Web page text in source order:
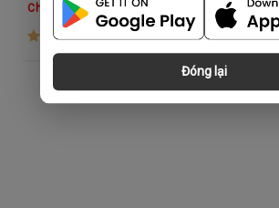
Đóng lại
Chương Vũ